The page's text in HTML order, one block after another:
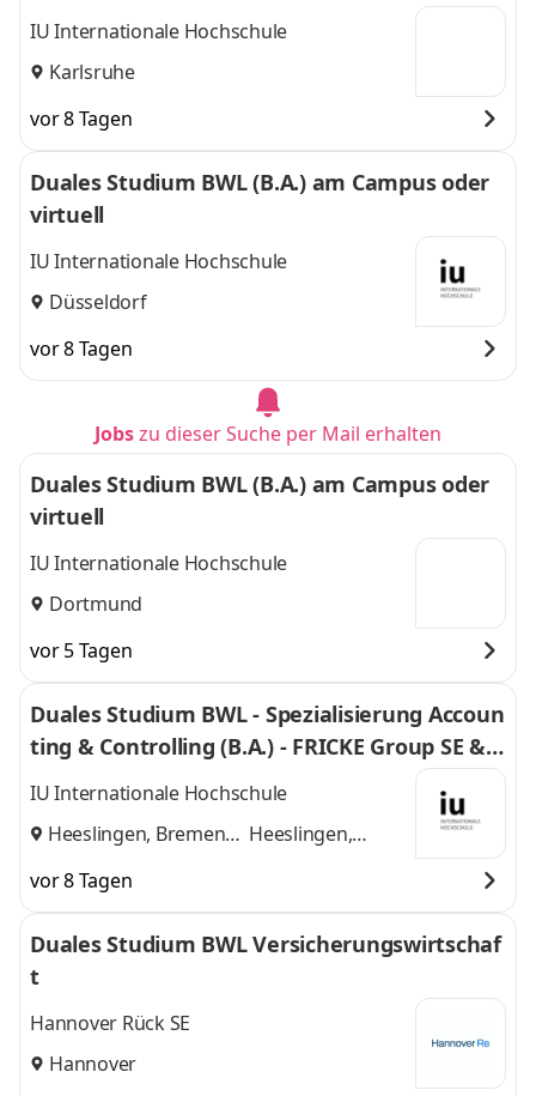
IU Internationale Hochschule
Karlsruhe
vor 8 Tagen
Duales Studium BWL (B.A.) am Campus oder
virtuell
IU Internationale Hochschule
Düsseldorf
vor 8 Tagen
Jobszu dieser Suche per Mail erhalten
Duales Studium BWL (B.A.) am Campus oder
virtuell
IU Internationale Hochschule
Dortmund
vor 5 Tagen
Duales Studium BWL - Spezialisierung Accoun
ting & Controlling (B.A.) - FRICKE Group SE & C
o. KG
IU Internationale Hochschule
Heeslingen, Bremen
Heeslingen,
vor 8 Tagen
Duales Studium BWL Versicherungswirtschaf
t
Hannover Rück SE
Hannover